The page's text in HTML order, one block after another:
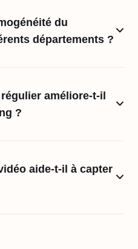
du
départements ?
améliore-t-il
?
aide-t-il à capter